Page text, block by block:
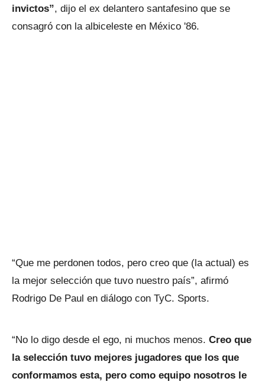
invictos”, dijo el ex delantero santafesino que se
consagró con la albiceleste en México '86.
“Que me perdonen todos, pero creo que (la actual) es
la mejor selección que tuvo nuestro país”, afirmó
Rodrigo De Paul en diálogo con TyC. Sports.
“No lo digo desde el ego, ni muchos menos. Creo que
la selección tuvo mejores jugadores que los que
conformamos esta, pero como equipo nosotros le